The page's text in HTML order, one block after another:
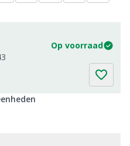
Op voorraad